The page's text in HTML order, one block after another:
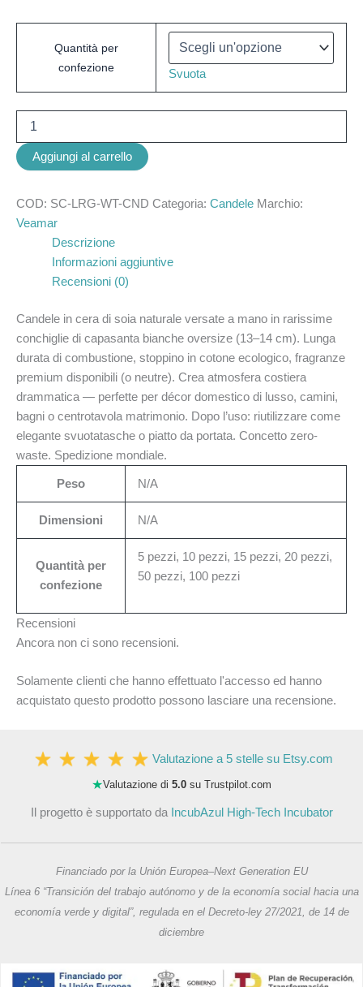
Quantità per
confezione
Svuota
Aggiungi al carrello
COD: SC-LRG-WT-CND Categoria: Candele Marchio:
Veamar
Descrizione
Informazioni aggiuntive
Recensioni (0)
Candele in cera di soia naturale versate a mano in rarissime
conchiglie di capasanta bianche oversize (13–14 cm). Lunga
durata di combustione, stoppino in cotone ecologico, fragranze
premium disponibili (o neutre). Crea atmosfera costiera
drammatica — perfette per décor domestico di lusso, camini,
bagni o centrotavola matrimonio. Dopo l’uso: riutilizzare come
elegante svuotatasche o piatto da portata. Concetto zero-
waste. Spedizione mondiale.
Peso N/A
Dimensioni N/A
Quantità per
confezione
5 pezzi, 10 pezzi, 15 pezzi, 20 pezzi,
50 pezzi, 100 pezzi
Recensioni
Ancora non ci sono recensioni.
Solamente clienti che hanno effettuato l'accesso ed hanno
acquistato questo prodotto possono lasciare una recensione.
Valutazione a 5 stelle su Etsy.com
★Valutazione di 5.0 su Trustpilot.com
Il progetto è supportato da IncubAzul High-Tech Incubator
Financiado por la Unión Europea–Next Generation EU
Línea 6 “Transición del trabajo autónomo y de la economía social hacia una
economía verde y digital”, regulada en el Decreto-ley 27/2021, de 14 de
diciembre